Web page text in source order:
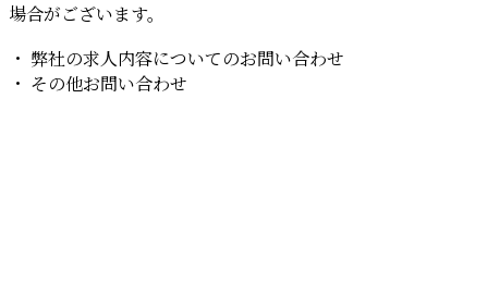
場合がございます。
・ 弊社の求人内容についてのお問い合わせ
・ その他お問い合わせ